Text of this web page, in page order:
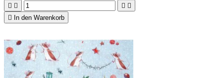
   

In den Warenkorb